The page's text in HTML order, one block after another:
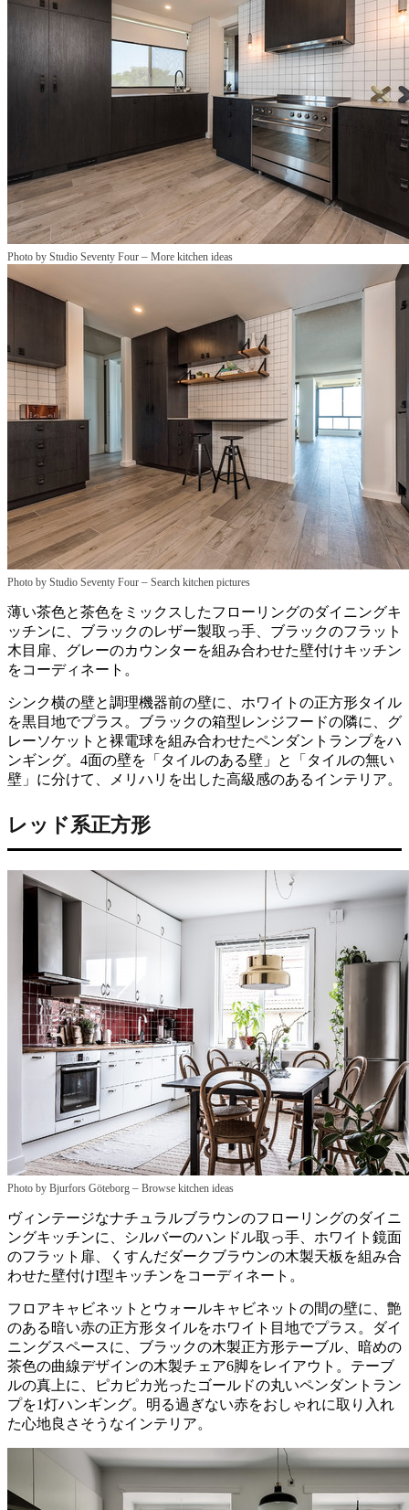
Photo by Studio Seventy Four – More kitchen ideas
Photo by Studio Seventy Four – Search kitchen pictures
薄い茶色と茶色をミックスしたフローリングのダイニングキ
ッチンに、ブラックのレザー製取っ手、ブラックのフラット
木目扉、グレーのカウンターを組み合わせた壁付けキッチン
をコーディネート。
シンク横の壁と調理機器前の壁に、ホワイトの正方形タイル
を黒目地でプラス。ブラックの箱型レンジフードの隣に、グ
レーソケットと裸電球を組み合わせたペンダントランプをハ
ンギング。4面の壁を「タイルのある壁」と「タイルの無い
壁」に分けて、メリハリを出した高級感のあるインテリア。
レッド系正方形
Photo by Bjurfors Göteborg – Browse kitchen ideas
ヴィンテージなナチュラルブラウンのフローリングのダイニ
ングキッチンに、シルバーのハンドル取っ手、ホワイト鏡面
のフラット扉、くすんだダークブラウンの木製天板を組み合
わせた壁付けI型キッチンをコーディネート。
フロアキャビネットとウォールキャビネットの間の壁に、艶
のある暗い赤の正方形タイルをホワイト目地でプラス。ダイ
ニングスペースに、ブラックの木製正方形テーブル、暗めの
茶色の曲線デザインの木製チェア6脚をレイアウト。テーブ
ルの真上に、ピカピカ光ったゴールドの丸いペンダントラン
プを1灯ハンギング。明る過ぎない赤をおしゃれに取り入れ
た心地良さそうなインテリア。